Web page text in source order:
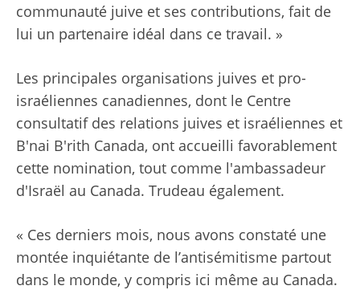
communauté juive et ses contributions, fait de
lui un partenaire idéal dans ce travail. »
Les principales organisations juives et pro-
israéliennes canadiennes, dont le Centre
consultatif des relations juives et israéliennes et
B'nai B'rith Canada, ont accueilli favorablement
cette nomination, tout comme l'ambassadeur
d'Israël au Canada. Trudeau également.
« Ces derniers mois, nous avons constaté une
montée inquiétante de l’antisémitisme partout
dans le monde, y compris ici même au Canada.